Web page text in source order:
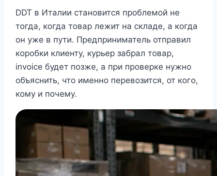
DDT в Италии становится проблемой не
тогда, когда товар лежит на складе, а когда
он уже в пути. Предприниматель отправил
коробки клиенту, курьер забрал товар,
invoice будет позже, а при проверке нужно
объяснить, что именно перевозится, от кого,
кому и почему.